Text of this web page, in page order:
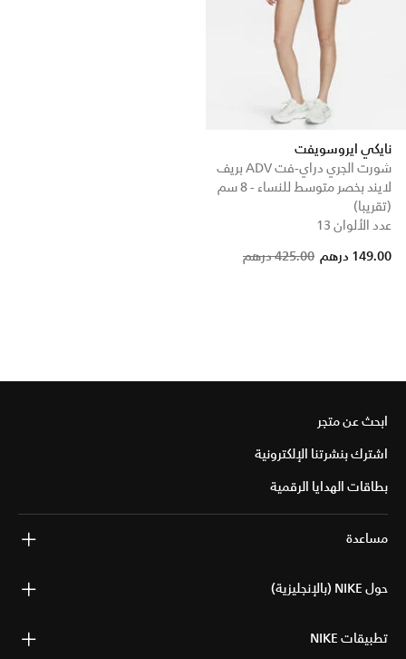
نايكي ايروسويفت
شورت الجري دراي-فت ADV بريف
لايند بخصر متوسط للنساء - 8 سم
(تقريبا)
عدد الألوان 13
425.00 درهم
149.00 درهم
ابحث عن متجر
اشترك بنشرتنا الإلكترونية
بطاقات الهدايا الرقمية
مساعدة
حول NIKE (بالإنجليزية)
تطبيقات NIKE